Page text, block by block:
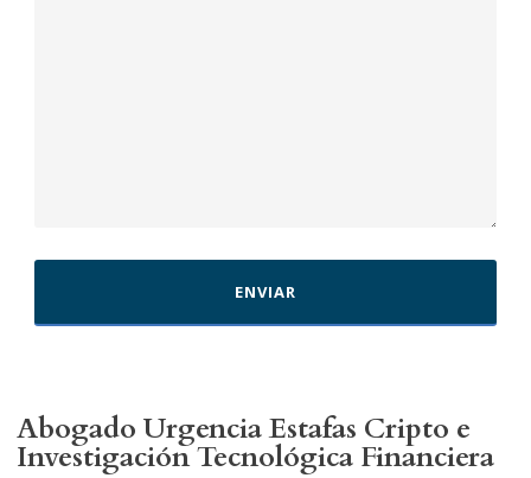
Abogado Urgencia Estafas Cripto e
Investigación Tecnológica Financiera